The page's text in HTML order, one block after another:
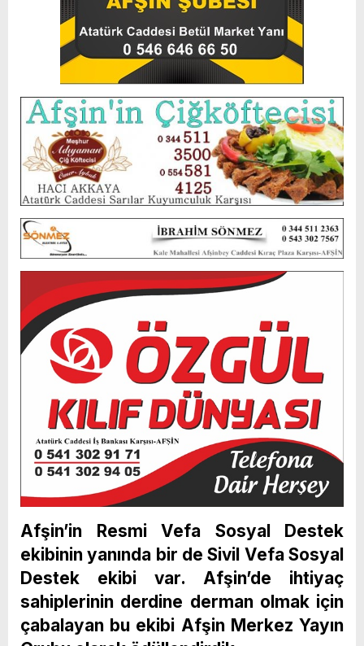
Afşin’in Resmi Vefa Sosyal Destek
ekibinin yanında bir de Sivil Vefa Sosyal
Destek ekibi var. Afşin’de ihtiyaç
sahiplerinin derdine derman olmak için
çabalayan bu ekibi Afşin Merkez Yayın